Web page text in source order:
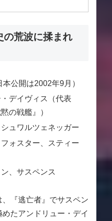
の荒波に揉まれ
本公開は2002年9月）
・デイヴィス（代表
の戦艦』）
シュワルツェネッガー
フォスター、スティー
、サスペンス
『逃亡者』でサスペン
たアンドリュー・デイ